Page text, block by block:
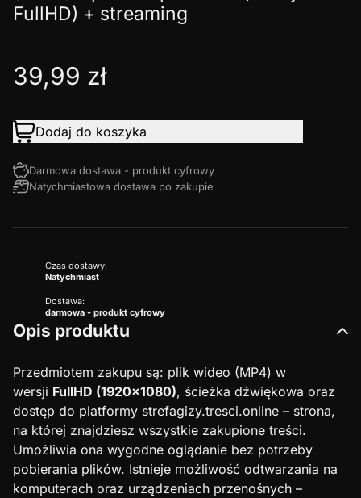
FullHD) + streaming
39,99 zł
Dodaj do koszyka
Darmowa dostawa - produkt cyfrowy
Natychmiastowa dostawa po zakupie
Czas dostawy:
Natychmiast
Dostawa:
darmowa - produkt cyfrowy
Opis produktu
Przedmiotem zakupu są: plik wideo (MP4) w
wersji FullHD (1920×1080), ścieżka dźwiękowa oraz
dostęp do platformy strefagizy.tresci.online – strona,
na której znajdziesz wszystkie zakupione treści.
Umożliwia ona wygodne oglądanie bez potrzeby
pobierania plików. Istnieje możliwość odtwarzania na
komputerach oraz urządzeniach przenośnych –